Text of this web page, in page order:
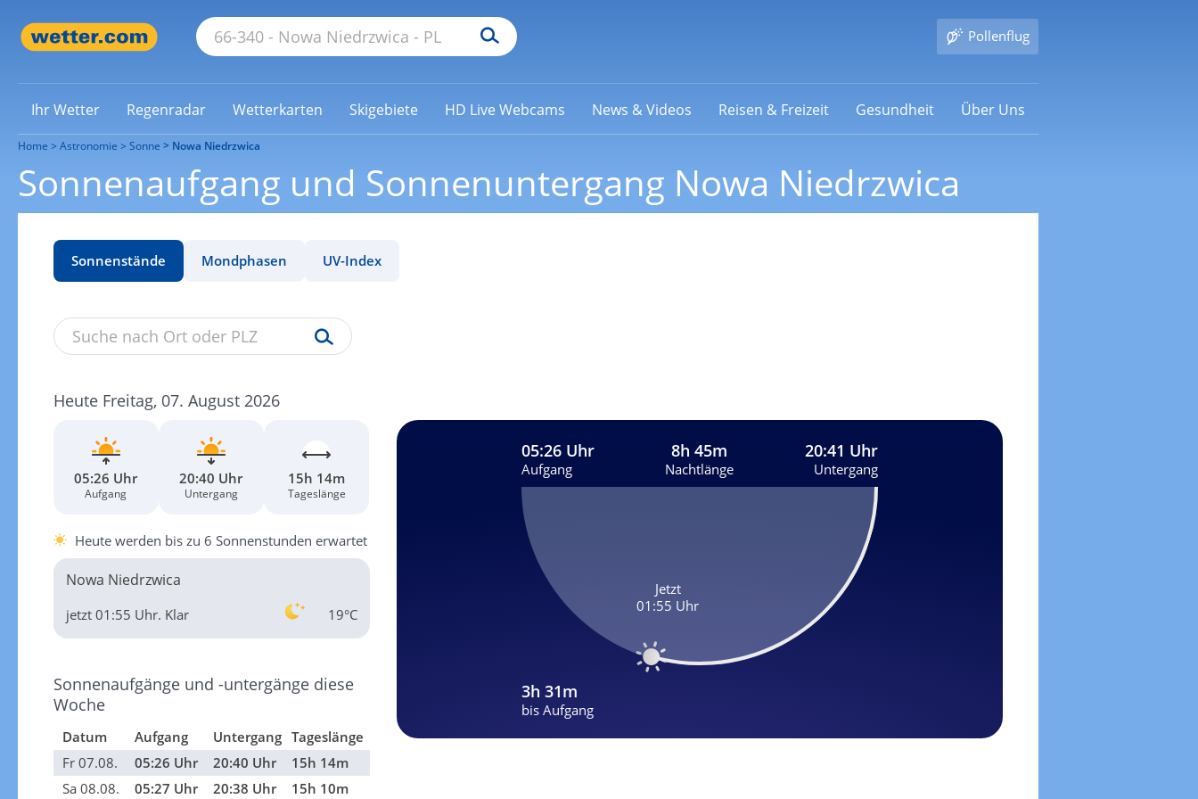
Pollenflug
Ihr Wetter Regenradar Wetterkarten Skigebiete HD Live Webcams News & Videos Reisen & Freizeit Gesundheit Über Uns
Home Astronomie Sonne Nowa Niedrzwica
Sonnenaufgang und Sonnenuntergang Nowa Niedrzwica
Sonnenstände Mondphasen UV-Index
Heute Freitag, 07. August 2026
05:26 Uhr
Aufgang
20:40 Uhr
Untergang
15h 14m
Tageslänge
Heute werden bis zu 6 Sonnenstunden erwartet
Nowa Niedrzwica
19°C
jetzt 01:55 Uhr. Klar
Sonnenaufgänge und -untergänge diese
Woche
Datum Aufgang Untergang Tageslänge
Fr 07.08.
05:26 Uhr 20:40 Uhr
15h 14m
Sa 08.08.
05:27 Uhr 20:38 Uhr 15h 10m
3h 31m
bis Aufgang
Jetzt
01:55 Uhr
05:26 Uhr
Aufgang
8h 45m
Nachtlänge
20:41 Uhr
Untergang